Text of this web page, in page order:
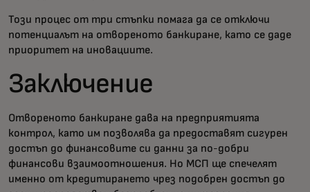
Този процес от три стъпки помага да се отключи
потенциалът на отвореното банкиране, като се даде
приоритет на иновациите.
Заключение
Отвореното банкиране дава на предприятията
контрол, като им позволява да предоставят сигурен
достъп до финансовите си данни за по-добри
финансови взаимоотношения. Но МСП ще спечелят
именно от кредитирането чрез подобрен достъп до